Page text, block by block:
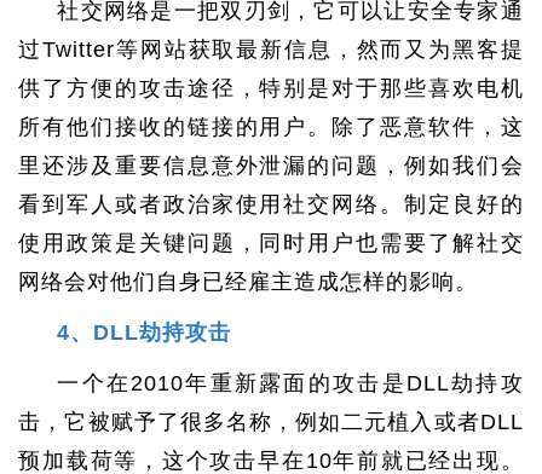
社交网络是一把双刃剑，它可以让安全专家通
过Twitter等网站获取最新信息，然而又为黑客提
供了方便的攻击途径，特别是对于那些喜欢电机
所有他们接收的链接的用户。除了恶意软件，这
里还涉及重要信息意外泄漏的问题，例如我们会
看到军人或者政治家使用社交网络。制定良好的
使用政策是关键问题，同时用户也需要了解社交
网络会对他们自身已经雇主造成怎样的影响。
4、DLL劫持攻击
一个在2010年重新露面的攻击是DLL劫持攻
击，它被赋予了很多名称，例如二元植入或者DLL
预加载荷等，这个攻击早在10年前就已经出现。